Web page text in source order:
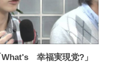
幸福実現党?」